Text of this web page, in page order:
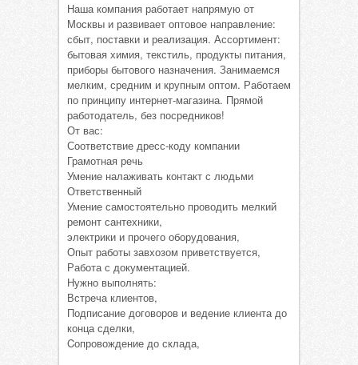
Наша компания работает напрямую от
Москвы и развивает оптовое направление:
сбыт, поставки и реализация. Ассортимент:
бытовая химия, текстиль, продукты питания,
приборы бытового назначения. Занимаемся
мелким, средним и крупным оптом. Работаем
по принципу интернет-магазина. Прямой
работодатель, без посредников!
От вас:
Соответствие дресс-коду компании
Грамотная речь
Умение налаживать контакт с людьми
Ответственный
Умение самостоятельно проводить мелкий
ремонт сантехники,
электрики и прочего оборудования,
Опыт работы завхозом приветствуется,
Работа с документацией.
Нужно выполнять:
Встреча клиентов,
Подписание договоров и ведение клиента до
конца сделки,
Cопровождение до склада,